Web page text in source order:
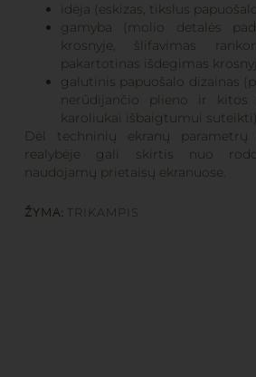
idėja (eskizas, tikslus
gamyba (molio detalės
krosnyje, šlifavimas
pakartotinas išdegimas
galutinis papuošalo dizainas
nerūdijančio plieno ir kitos
karoliukai išbaigtumui suteikti)
Dėl techninių ekranų parametrų
realybėje gali skirtis nuo
naudojamų prietaisų ekranuose.
ŽYMA: TRIKAMPIS